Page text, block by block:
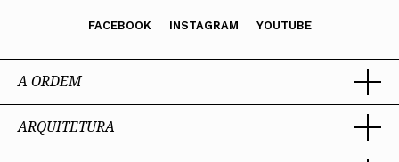
FACEBOOK INSTAGRAM YOUTUBE
A ORDEM
Ordem dos Arquitectos
Sobre a OA
ARQUITETURA